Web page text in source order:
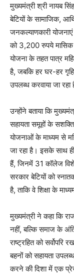
मुख्यमंत्री श्री नायब
बेटियों के सामाजिक,
जनकल्याणकारी
को 3,200 रुपये मासिक
योजना के तहत पात्र
है, जबकि हर घर-हर
उपलब्ध करवाया जा रहा
उन्होंने बताया कि
सहायता समूहों के
योजनाओं के माध्यम से
जा रहा है। इसके साथ
हैं, जिनमें 31 कॉलेज
सरकार बेटियों को
है, ताकि वे शिक्षा के
मुख्यमंत्री ने कहा कि
नहीं, बल्कि समाज के
राष्ट्रहित को सर्वोपरि
बहनों को सहायता
करने की दिशा में एक